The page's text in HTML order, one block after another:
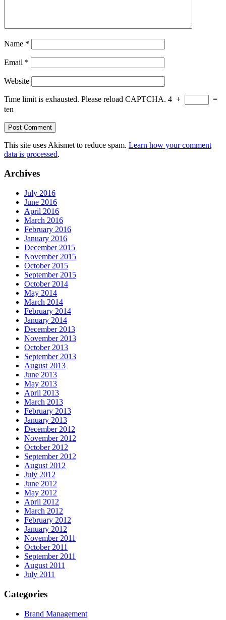
Name *
Email *
Website
Time limit is exhausted. Please reload CAPTCHA. 4 +
=
ten
This site uses Akismet to reduce spam. Learn how your comment
data is processed.
Archives
July 2016
June 2016
April 2016
March 2016
February 2016
January 2016
December 2015
November 2015
October 2015
September 2015
October 2014
May 2014
March 2014
February 2014
January 2014
December 2013
November 2013
October 2013
September 2013
August 2013
June 2013
May 2013
April 2013
March 2013
February 2013
January 2013
December 2012
November 2012
October 2012
September 2012
August 2012
July 2012
June 2012
May 2012
April 2012
March 2012
February 2012
January 2012
November 2011
October 2011
September 2011
August 2011
July 2011
Categories
Brand Management